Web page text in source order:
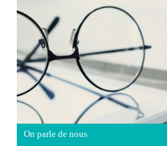
On parle de nous